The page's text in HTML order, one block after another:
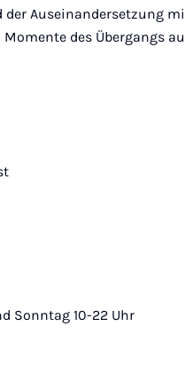
Auseinandersetzung
des Übergangs
Sonntag 10-22 Uhr